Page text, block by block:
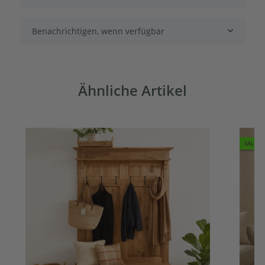
Benachrichtigen, wenn verfügbar
Ähnliche Artikel
SALE